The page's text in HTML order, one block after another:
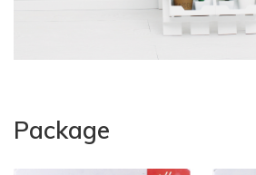
Package